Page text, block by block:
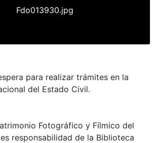
Fdo013930.jpg
para realizar trámites en la
del Estado Civil.
Fotográfico y Fílmico del
responsabilidad de la Biblioteca